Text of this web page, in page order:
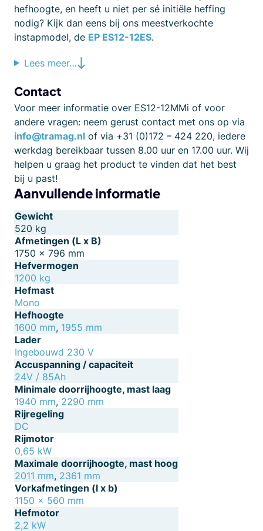
hefhoogte, en heeft u niet per sé initiële heffing
nodig? Kijk dan eens bij ons meestverkochte
instapmodel, de EP ES12-12ES.
Lees meer…
Contact
Voor meer informatie over ES12-12MMi of voor
andere vragen: neem gerust contact met ons op via
info@tramag.nl of via +31 (0)172 – 424 220, iedere
werkdag bereikbaar tussen 8.00 uur en 17.00 uur. Wij
helpen u graag het product te vinden dat het best
bij u past!
Aanvullende informatie
Gewicht
520 kg
Afmetingen (L x B)
1750 × 796 mm
Hefvermogen
1200 kg
Hefmast
Mono
Hefhoogte
1600 mm, 1955 mm
Lader
Ingebouwd 230 V
Accuspanning / capaciteit
24V / 85Ah
Minimale doorrijhoogte, mast laag
1940 mm, 2290 mm
Rijregeling
DC
Rijmotor
0,65 kW
Maximale doorrijhoogte, mast hoog
2011 mm, 2361 mm
Vorkafmetingen (l x b)
1150 x 560 mm
Hefmotor
2,2 kW